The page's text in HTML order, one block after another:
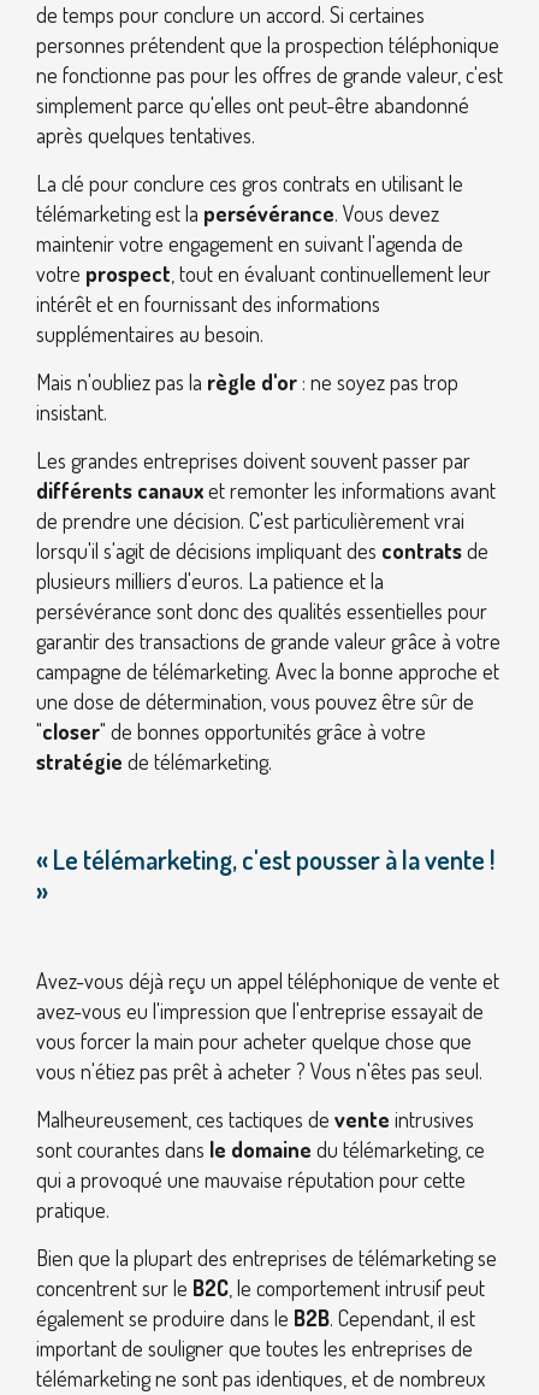
de temps pour conclure un accord. Si certaines
personnes prétendent que la prospection téléphonique
ne fonctionne pas pour les offres de grande valeur, c'est
simplement parce qu'elles ont peut-être abandonné
après quelques tentatives.
La clé pour conclure ces gros contrats en utilisant le
télémarketing est la persévérance. Vous devez
maintenir votre engagement en suivant l'agenda de
votre prospect , tout en évaluant continuellement leur
intérêt et en fournissant des informations
supplémentaires au besoin.
Mais n'oubliez pas la règle d'or : ne soyez pas trop
insistant.
Les grandes entreprises doivent souvent passer par
différents canauxet remonter les informations avant
de prendre une décision. C'est particulièrement vrai
lorsqu'il s'agit de décisions impliquant des contratsde
plusieurs milliers d'euros. La patience et la
persévérance sont donc des qualités essentielles pour
garantir des transactions de grande valeur grâce à votre
campagne de télémarketing. Avec la bonne approche et
une dose de détermination, vous pouvez être sûr de
"closer" de bonnes opportunités grâce à votre
stratégie de télémarketing.
« Le télémarketing, c'est pousser à la vente !
»
Avez-vous déjà reçu un appel téléphonique de vente et
avez-vous eu l'impression que l'entreprise essayait de
vous forcer la main pour acheter quelque chose que
vous n'étiez pas prêt à acheter ? Vous n'êtes pas seul.
Malheureusement, ces tactiques de vente intrusives
sont courantes dans le domaine du télémarketing, ce
qui a provoqué une mauvaise réputation pour cette
pratique.
Bien que la plupart des entreprises de télémarketing se
concentrent sur le B2C , le comportement intrusif peut
également se produire dans le B2B. Cependant, il est
important de souligner que toutes les entreprises de
télémarketing ne sont pas identiques, et de nombreux